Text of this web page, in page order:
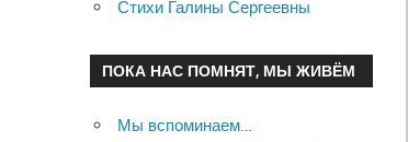
Стихи Галины Сергеевны
ПОКА НАС ПОМНЯТ, МЫ ЖИВЁМ
Мы вспоминаем…